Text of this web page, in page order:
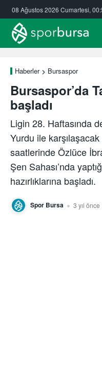
08 Ağustos 2026 Cumartesi,
Haberler Bursaspor
Bursaspor’da
başladı
Ligin 28. Haftasında
Yurdu ile
saatlerinde Özlüce
Şen Sahası’nda
hazırlıklarına başladı.
Spor Bursa 3 yıl önce